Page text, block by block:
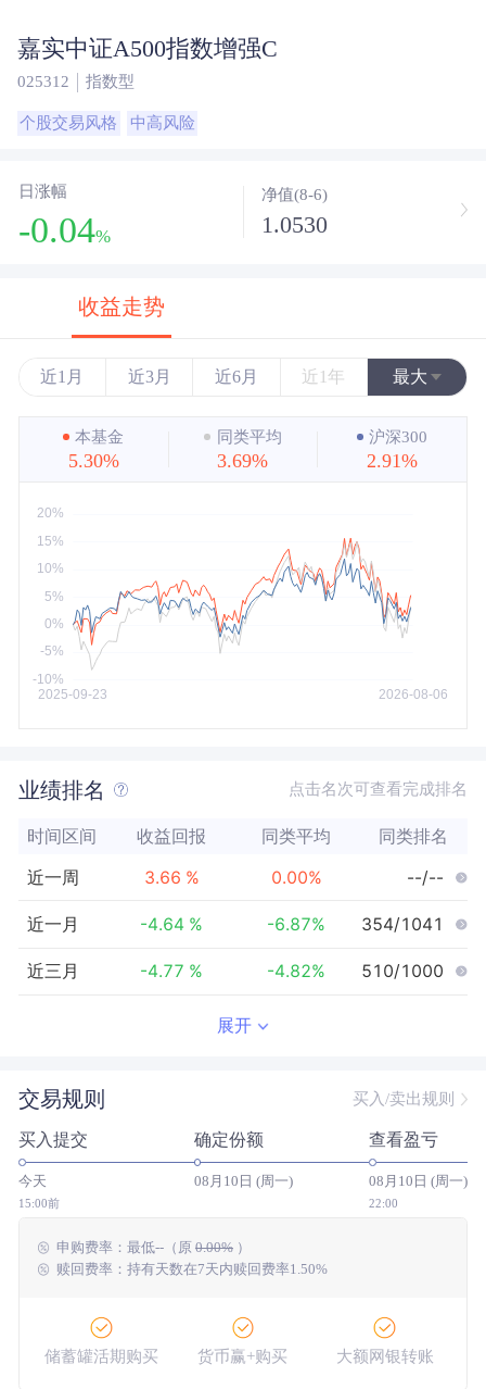
嘉实中证A500指数增强C
025312 指数型
个股交易风格 中高风险
日涨幅
-0.04%
净值(8-6)
1.0530
收益走势
近1月 近3月 近6月 近1年 最大
近3年
近5年
本基金
5.30%
同类平均
3.69%
沪深300
2.91%
业绩排名 点击名次可查看完成排名
时间区间 收益回报 同类平均 同类排名
近一周 3.66 % 0.00% --/--
近一月 -4.64 % -6.87% 354/1041
近三月 -4.77 % -4.82% 510/1000
近三年 --/--
近五年 -- 0.00% --/--
今年以来 634/943
成立以来 5.30%
展开
交易规则 买入/卖出规则
买入提交
今天
15:00前
确定份额
08月10日 (周一)
查看盈亏
08月10日 (周一)
22:00
申购费率： 最低--（原 0.00%）
赎回费率：持有天数在7天内赎回费率1.50%
储蓄罐活期购买 货币赢+购买 大额网银转账